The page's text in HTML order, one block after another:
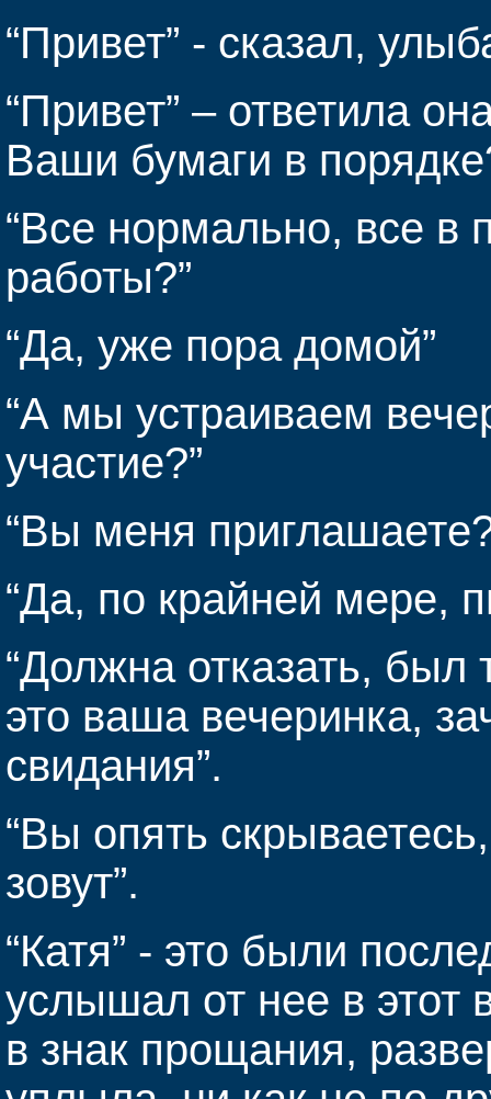
“Привет” - сказал,
“Привет” – ответила
Ваши бумаги в
“Все нормально, все в
работы?”
“Да, уже пора домой”
“А мы устраиваем
участие?”
“Вы меня
“Да, по крайней мере,
“Должна отказать,
это ваша вечеринка,
свидания”.
“Вы опять
зовут”.
“Катя” - это были
услышал от нее в этот
в знак прощания,